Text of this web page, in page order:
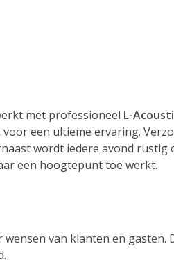
met professioneel L-
een ultieme ervaring.
wordt iedere avond rustig
een hoogtepunt toe werkt.
van klanten en gasten.